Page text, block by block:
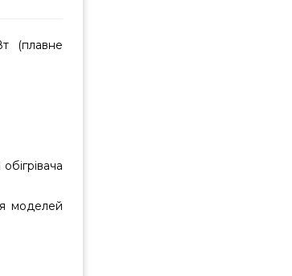
(плавне
моделей